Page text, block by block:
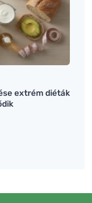
extrém diéták